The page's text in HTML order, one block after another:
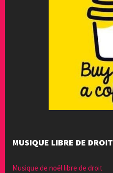
MUSIQUE LIBRE DE DROIT
Musique de noël libre de droit